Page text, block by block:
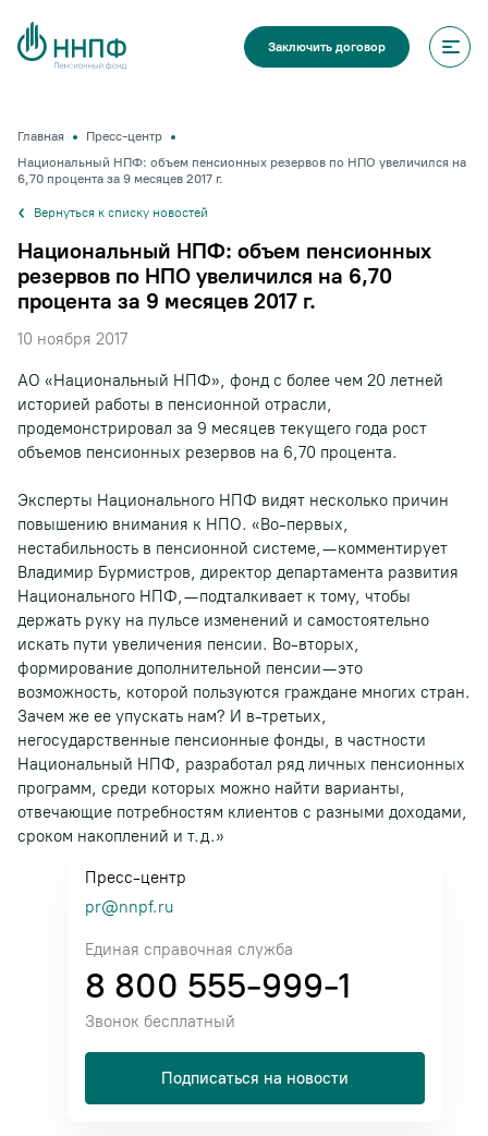
Заключить договор
Главная
Пресс-центр
Национальный НПФ: объем пенсионных резервов по НПО увеличился на
6,70 процента за 9 месяцев 2017 г.
Вернуться к списку новостей
Национальный НПФ: объем пенсионных
резервов по НПО увеличился на 6,70
процента за 9 месяцев 2017 г.
10 ноября 2017
АО «Национальный НПФ», фонд с более чем 20 летней
историей работы в пенсионной отрасли,
продемонстрировал за 9 месяцев текущего года рост
объемов пенсионных резервов на 6,70 процента.
Эксперты Национального НПФ видят несколько причин
повышению внимания к НПО. «Во-первых,
нестабильность в пенсионной системе, — комментирует
Владимир Бурмистров, директор департамента развития
Национального НПФ, — подталкивает к тому, чтобы
держать руку на пульсе изменений и самостоятельно
искать пути увеличения пенсии. Во-вторых,
формирование дополнительной пенсии — это
возможность, которой пользуются граждане многих стран.
Зачем же ее упускать нам? И в-третьих,
негосударственные пенсионные фонды, в частности
Национальный НПФ, разработал ряд личных пенсионных
программ, среди которых можно найти варианты,
отвечающие потребностям клиентов с разными доходами,
сроком накоплений и т.д.»
Пресс-центр
pr@nnpf.ru
Единая справочная служба
8 800 555-999-1
Звонок бесплатный
Подписаться на новости